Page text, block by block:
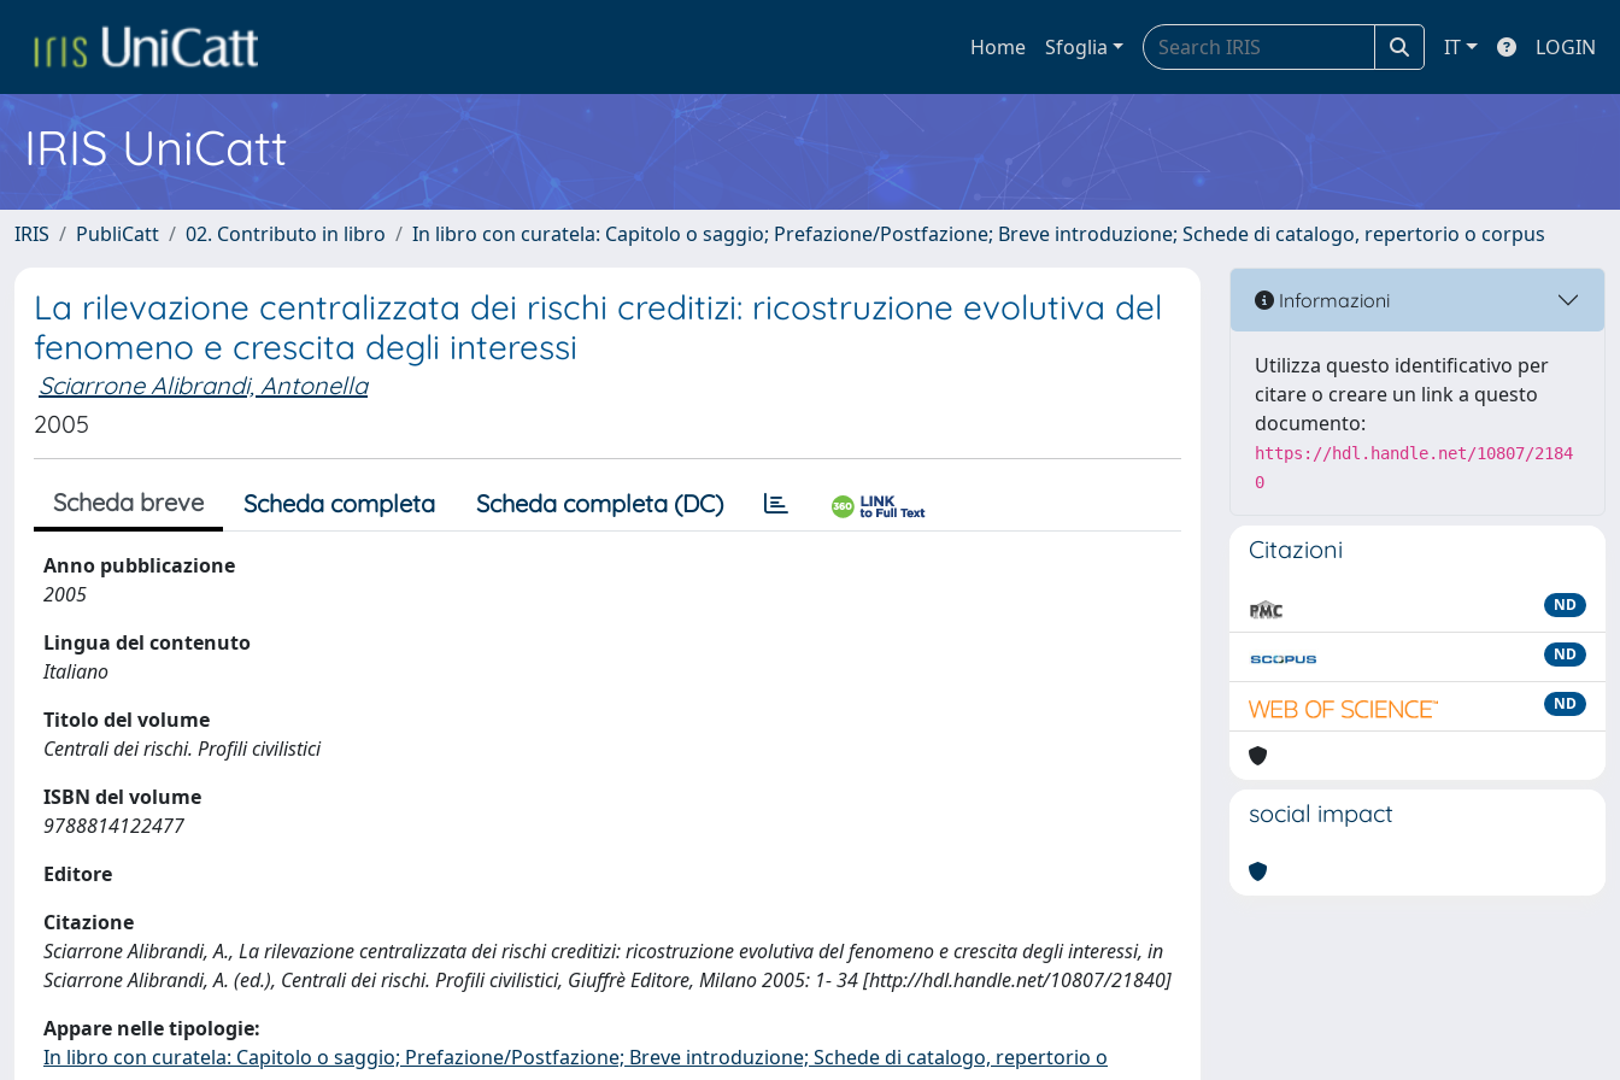
Home Sfoglia IT LOGIN
IRIS UniCatt
IRIS PubliCatt 02. Contributo in libro In libro con curatela: Capitolo o saggio; Prefazione/Postfazione; Breve introduzione; Schede di catalogo, repertorio o corpus
La rilevazione centralizzata dei rischi creditizi: ricostruzione evolutiva del
fenomeno e crescita degli interessi
Sciarrone Alibrandi, Antonella
2005
Scheda breve Scheda completa Scheda completa (DC)
Anno pubblicazione
2005
Lingua del contenuto
Italiano
Titolo del volume
Centrali dei rischi. Profili civilistici
ISBN del volume
9788814122477
Editore
Citazione
Sciarrone Alibrandi, A., La rilevazione centralizzata dei rischi creditizi: ricostruzione evolutiva del fenomeno e crescita degli interessi, in
Sciarrone Alibrandi, A. (ed.), Centrali dei rischi. Profili civilistici, Giuffrè Editore, Milano 2005: 1- 34 [http://hdl.handle.net/10807/21840]
Appare nelle tipologie:
In libro con curatela: Capitolo o saggio; Prefazione/Postfazione; Breve introduzione; Schede di catalogo, repertorio o
Informazioni
Utilizza questo identificativo per
citare o creare un link a questo
documento:
https://hdl.handle.net/10807/2184
0
Citazioni
ND
ND
ND
social impact